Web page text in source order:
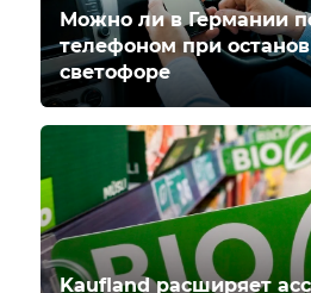
Можно ли в Германии
телефоном при
светофоре
Kaufland расширяет